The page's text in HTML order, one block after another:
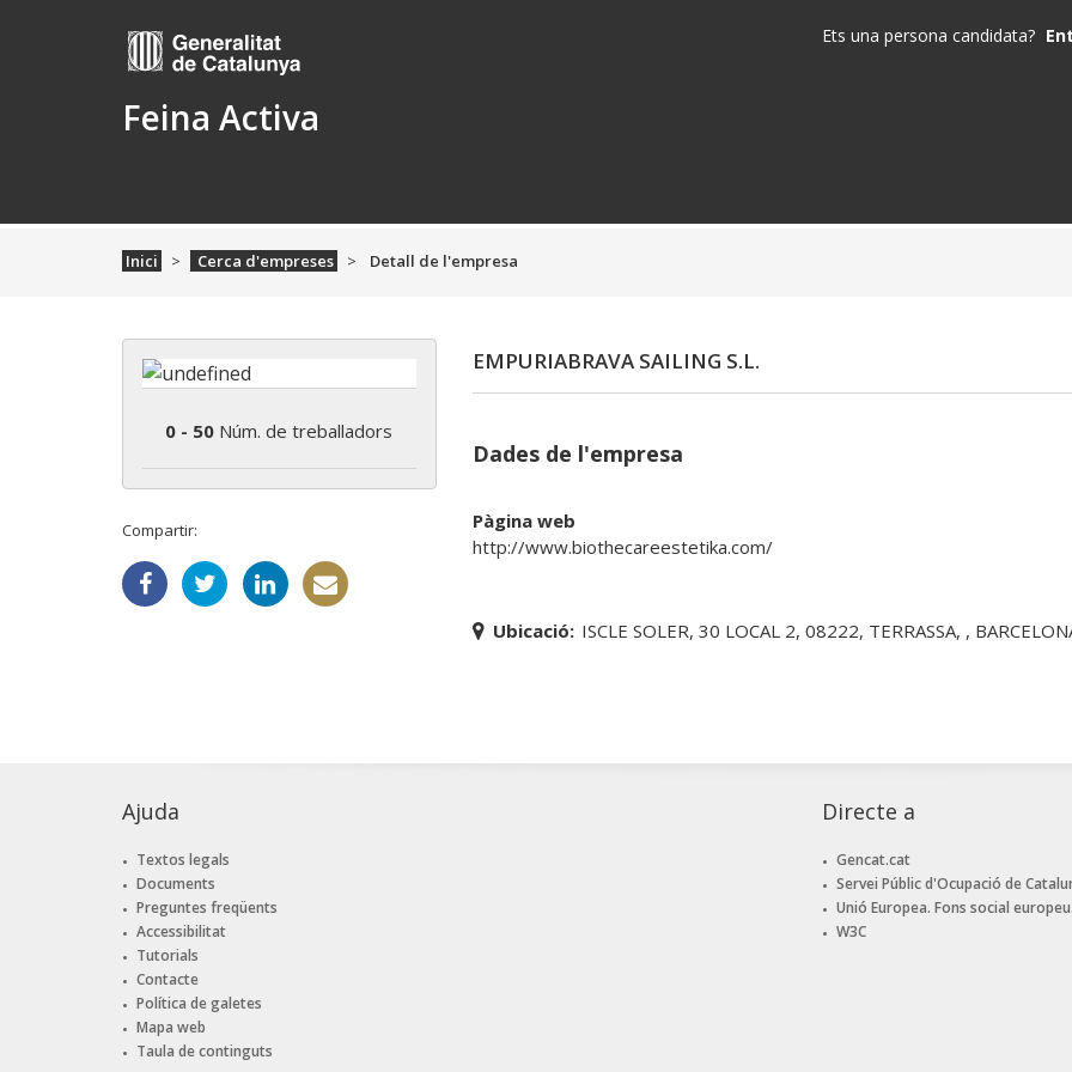
Feina Activa
Ets una persona candidata?
Inici Cerca d'empreses Detall de l'empresa
0 - 50 Núm. de treballadors
Compartir:
EMPURIABRAVA SAILING S.L.
Dades de l'empresa
Pàgina web
http://www.biothecareestetika.com/
Ubicació: ISCLE SOLER, 30 LOCAL 2, 08222, TERRASSA, ,
Ajuda
Textos legals
Documents
Preguntes freqüents
Accessibilitat
Tutorials
Contacte
Política de galetes
Mapa web
Taula de continguts
Directe a
Gencat.cat
Servei Públic d'Ocupació de
Unió Europea. Fons social europeu.
W3C